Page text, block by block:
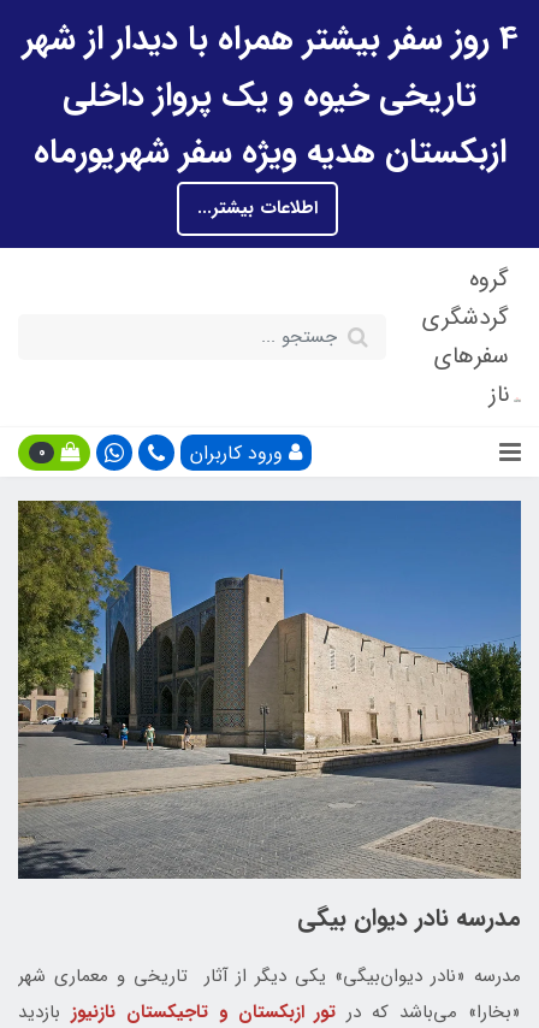
4 روز سفر بیشتر همراه با دیدار از شهر
تاریخی خیوه و یک پرواز داخلی
ازبکستان هدیه ویژه سفر شهریورماه
اطلاعات بیشتر...
گروه
گردشگری
سفرهای
ناز
ورود کاربران 0
مدرسه نادر دیوان بیگی
مدرسه «نادر دیوان‌بیگی» یکی دیگر از آثار تاریخی و معماری شهر
«بخارا» می‌باشد که در تور ازبکستان و تاجیکستان نازنیوز بازدید